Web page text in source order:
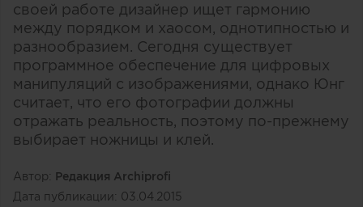
своей работе дизайнер ищет гармонию
между порядком и хаосом, однотипностью и
разнообразием. Сегодня существует
программное обеспечение для цифровых
манипуляций с изображениями, однако Юнг
считает, что его фотографии должны
отражать реальность, поэтому по-прежнему
выбирает ножницы и клей.
Автор: Редакция Archiprofi
Дата публикации: 03.04.2015